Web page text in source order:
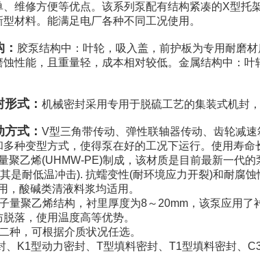
维修方便等优点。该系列泵配有结构紧凑的X型托
材料。能满足电厂各种不同工况使用。
胶泵结构中：叶轮，吸入盖，前护板为专用耐磨
性能，且重量轻，成本相对较低。金属结构中：
式： 机械密封采用专用于脱硫工艺的集装式机封，
式： V型三角带传动、弹性联轴器传动、齿轮减
种变型方式，使得泵在好的工况下运行。使用寿命
乙烯(UHMW-PE)制成，该材质是目前最新一代的
是耐低温冲击). 抗蠕变性(耐环境应力开裂)和耐腐蚀
酸碱类清液料浆均适用。
聚乙烯结构，衬里厚度为8～20mm，该泵应用了
落，使用温度高等优势。
，可根据介质状况任选。
型动力密封、T型填料密封、T1型填料密封、C3